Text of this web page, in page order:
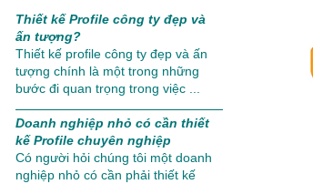
Thiết kế Profile công ty đẹp và
ấn tượng?
Thiết kế profile công ty đẹp và ấn
tượng chính là một trong những
bước đi quan trọng trong việc ...
Doanh nghiệp nhỏ có cần thiết
kế Profile chuyên nghiệp
Có người hỏi chúng tôi một doanh
nghiệp nhỏ có cần phải thiết kế